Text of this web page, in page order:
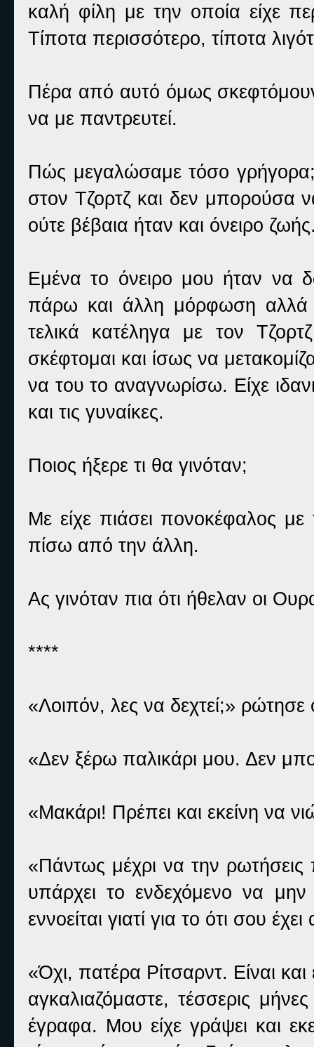
καλή φίλη με την οποία είχε
Τίποτα περισσότερο, τίποτα
Πέρα από αυτό όμως
να με παντρευτεί.
Πώς μεγαλώσαμε τόσο
στον Τζορτζ και δεν μπορούσα
ούτε βέβαια ήταν και όνειρο
Εμένα το όνειρο μου ήταν να
πάρω και άλλη μόρφωση αλλά
τελικά κατέληγα με τον
σκέφτομαι και ίσως να
να του το αναγνωρίσω. Είχε
και τις γυναίκες.
Ποιος ήξερε τι θα γινόταν;
Με είχε πιάσει πονοκέφαλος
πίσω από την άλλη.
Ας γινόταν πια ότι ήθελαν οι
****
«Λοιπόν, λες να δεχτεί;»
«Δεν ξέρω παλικάρι μου. Δεν
«Μακάρι! Πρέπει και εκείνη να
«Πάντως μέχρι να την
υπάρχει το ενδεχόμενο να
εννοείται γιατί για το ότι σου
«Όχι, πατέρα Ρίτσαρντ. Είναι
αγκαλιαζόμαστε, τέσσερις
έγραφα. Μου είχε γράψει και